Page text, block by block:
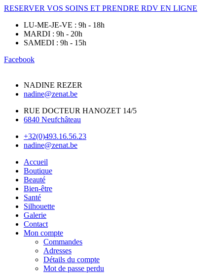
RESERVER VOS SOINS ET PRENDRE RDV EN LIGNE
LU-ME-JE-VE : 9h - 18h
MARDI : 9h - 20h
SAMEDI : 9h - 15h
Facebook
NADINE REZER
nadine@zenat.be
RUE DOCTEUR HANOZET 14/5
6840 Neufchâteau
+32(0)493.16.56.23
nadine@zenat.be
Accueil
Boutique
Beauté
Bien-être
Santé
Silhouette
Galerie
Contact
Mon compte
Commandes
Adresses
Détails du compte
Mot de passe perdu